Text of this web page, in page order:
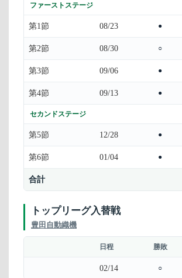
ファーストステージ
第1節 08/23 ●
第2節 08/30 ○
第3節 09/06 ●
第4節 09/13 ●
セカンドステージ
第5節 12/28 ●
第6節 01/04 ●
合計
トップリーグ入替戦
豊田自動織機
日程 勝敗
02/14 ○